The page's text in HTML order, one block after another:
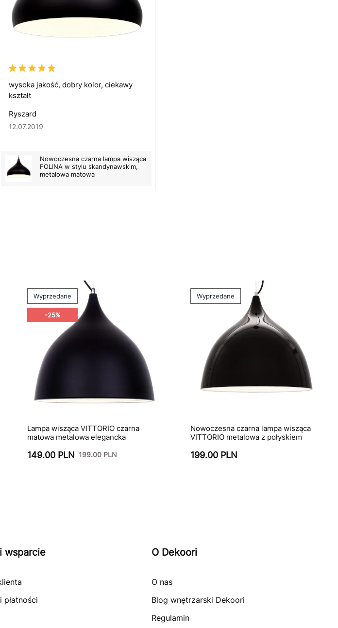
wysoka jakość, dobry kolor, ciekawy
kształt
Ryszard
12.07.2019
Nowoczesna czarna lampa wisząca
FOLINA w stylu skandynawskim,
metalowa matowa
Wyprzedane
-25%
Lampa wisząca VITTORIO czarna
matowa metalowa elegancka
149.00 PLN 199.00 PLN
Wyprzedane
Nowoczesna czarna lampa wisząca
VITTORIO metalowa z połyskiem
199.00 PLN
wsparcie
płatności
O Dekoori
O nas
Blog wnętrzarski Dekoori
Regulamin